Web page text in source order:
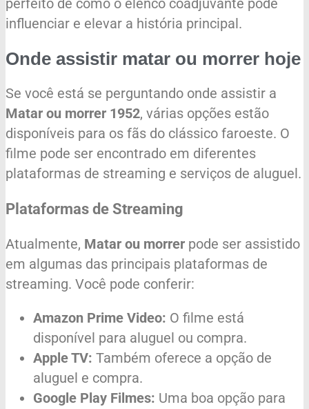
perfeito de como o elenco coadjuvante pode
influenciar e elevar a história principal.
Onde assistir matar ou morrer hoje
Se você está se perguntando onde assistir a
Matar ou morrer 1952, várias opções estão
disponíveis para os fãs do clássico faroeste. O
filme pode ser encontrado em diferentes
plataformas de streaming e serviços de aluguel.
Plataformas de Streaming
Atualmente, Matar ou morrer pode ser assistido
em algumas das principais plataformas de
streaming. Você pode conferir:
Amazon Prime Video: O filme está
disponível para aluguel ou compra.
Apple TV: Também oferece a opção de
aluguel e compra.
Google Play Filmes: Uma boa opção para